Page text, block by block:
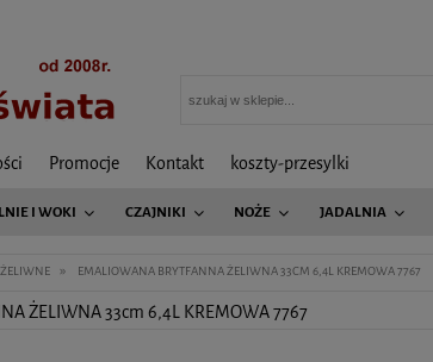
Promocje Kontakt koszty-przesylki
I WOKI CZAJNIKI NOŻE JADALNIA
» EMALIOWANA BRYTFANNA ŻELIWNA 33CM 6,4L KREMOWA 7767
ŻELIWNA 33cm 6,4L KREMOWA 7767